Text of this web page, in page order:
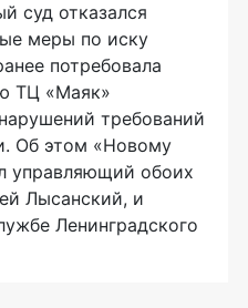
суд отказался
меры по иску
потребовала
ТЦ «Маяк»
нарушений требований
Об этом «Новому
управляющий обоих
Лысанский, и
Ленинградского